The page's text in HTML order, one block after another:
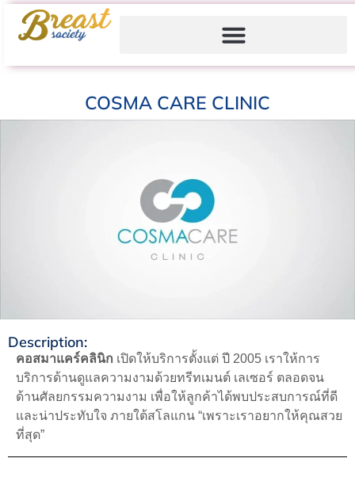
COSMA CARE CLINIC
Description:
คอสมาแคร์คลินิก เปิดให้บริการตั้งแต่ ปี 2005 เราให้การ
บริการด้านดูแลความงามด้วยทรีทเมนต์ เลเซอร์ ตลอดจน
ด้านศัลยกรรมความงาม เพื่อให้ลูกค้าได้พบประสบการณ์ที่ดี
และน่าประทับใจ ภายใต้สโลแกน “เพราะเราอยากให้คุณสวย
ที่สุด”